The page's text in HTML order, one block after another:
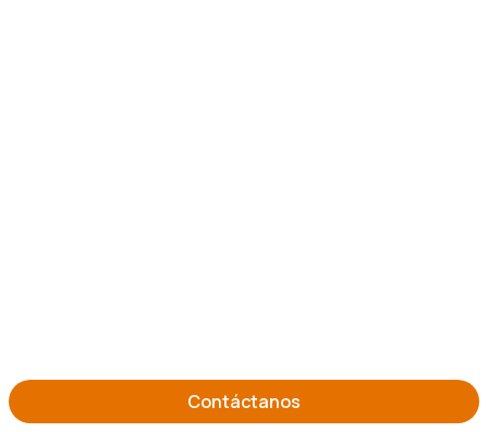
Contáctanos